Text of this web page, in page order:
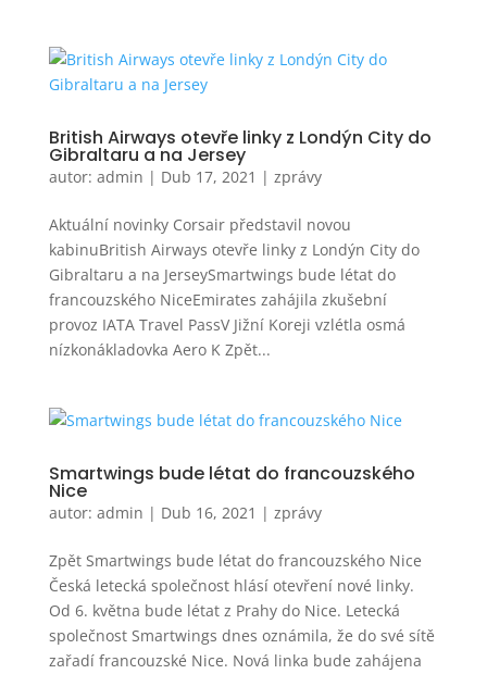
British Airways otevře linky z Londýn City do
Gibraltaru a na Jersey
autor: admin | Dub 17, 2021 | zprávy
Aktuální novinky Corsair představil novou
kabinuBritish Airways otevře linky z Londýn City do
Gibraltaru a na JerseySmartwings bude létat do
francouzského NiceEmirates zahájila zkušební
provoz IATA Travel PassV Jižní Koreji vzlétla osmá
nízkonákladovka Aero K Zpět...
Smartwings bude létat do francouzského
Nice
autor: admin | Dub 16, 2021 | zprávy
Zpět Smartwings bude létat do francouzského Nice
Česká letecká společnost hlásí otevření nové linky.
Od 6. května bude létat z Prahy do Nice. Letecká
společnost Smartwings dnes oznámila, že do své sítě
zařadí francouzské Nice. Nová linka bude zahájena